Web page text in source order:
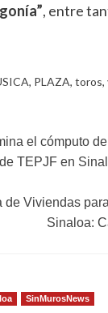
, entre
, PLAZA, toros,
el cómputo
TEPJF en
de Viviendas
Sinaloa:
SinMurosNews